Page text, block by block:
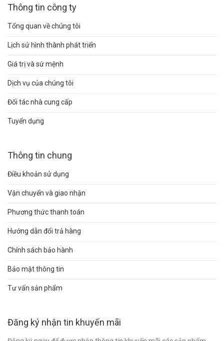
Thông tin công ty
Tổng quan về chúng tôi
Lịch sử hình thành phát triển
Giá trị và sứ mệnh
Dịch vụ của chúng tôi
Đối tác nhà cung cấp
Tuyển dụng
Thông tin chung
Điều khoản sử dụng
Vận chuyển và giao nhận
Phương thức thanh toán
Hướng dẫn đổi trả hàng
Chính sách bảo hành
Bảo mật thông tin
Tư vấn sản phẩm
Đăng ký nhận tin khuyến mãi